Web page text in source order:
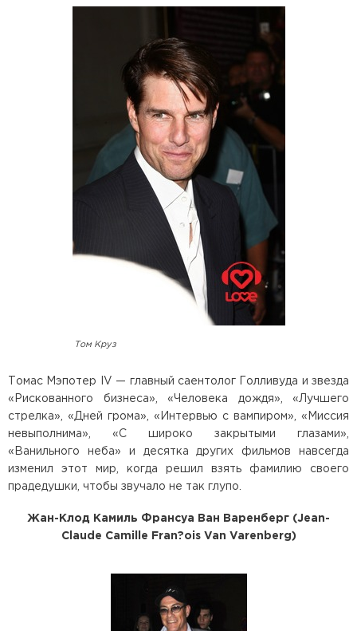
Том Круз
Томас Мэпотер IV — главный саентолог Голливуда и звезда
«Рискованного бизнеса», «Человека дождя», «Лучшего
стрелка», «Дней грома», «Интервью с вампиром», «Миссия
невыполнима», «С широко закрытыми глазами»,
«Ванильного неба» и десятка других фильмов навсегда
изменил этот мир, когда решил взять фамилию своего
прадедушки, чтобы звучало не так глупо.
Жан-Клод Камиль Франсуа Ван Варенберг (Jean-
Claude Camille Fran?ois Van Varenberg)